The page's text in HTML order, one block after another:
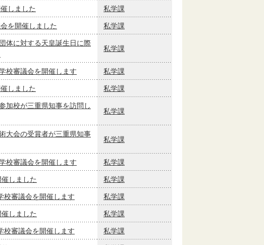
しました 私学課
を開催しました 私学課
体に対する天皇誕生日に際
私学課
校審議会を開催します 私学課
しました 私学課
加校が三重県知事を訪問し
私学課
大会の受賞者が三重県知事
私学課
校審議会を開催します 私学課
しました 私学課
校審議会を開催します 私学課
しました 私学課
校審議会を開催します 私学課